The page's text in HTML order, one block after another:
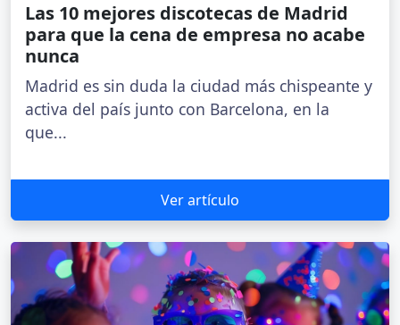
Las 10 mejores discotecas de Madrid
para que la cena de empresa no acabe
nunca
Madrid es sin duda la ciudad más chispeante y
activa del país junto con Barcelona, en la
que...
Ver artículo